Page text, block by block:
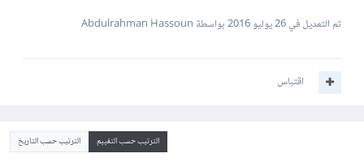
تم التعديل في26 يوليو 2016 بواسطة Abdulrahman Hassoun
اقتباس
الترتيب حسب التقييم الترتيب حسب التاريخ